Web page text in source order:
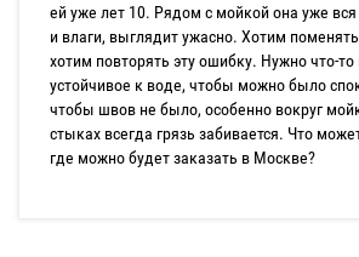
ей уже лет 10. Рядом с мойкой она уже
и влаги, выглядит ужасно. Хотим
хотим повторять эту ошибку. Нужно что-
устойчивое к воде, чтобы можно было
чтобы швов не было, особенно вокруг
стыках всегда грязь забивается. Что
где можно будет заказать в Москве?